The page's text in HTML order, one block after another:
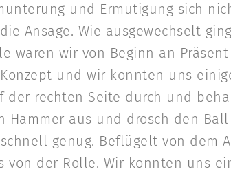
und Ermutigung sich
Ansage. Wie ausgewechselt
waren wir von Beginn an
und wir konnten uns
der rechten Seite durch und
aus und drosch den
genug. Beflügelt von dem
von der Rolle. Wir konnten uns